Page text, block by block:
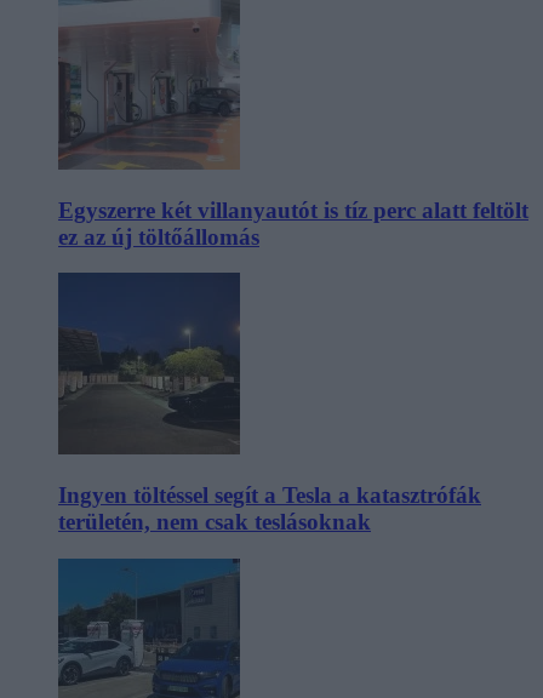
Egyszerre két villanyautót is tíz perc alatt feltölt
ez az új töltőállomás
Ingyen töltéssel segít a Tesla a katasztrófák
területén, nem csak teslásoknak